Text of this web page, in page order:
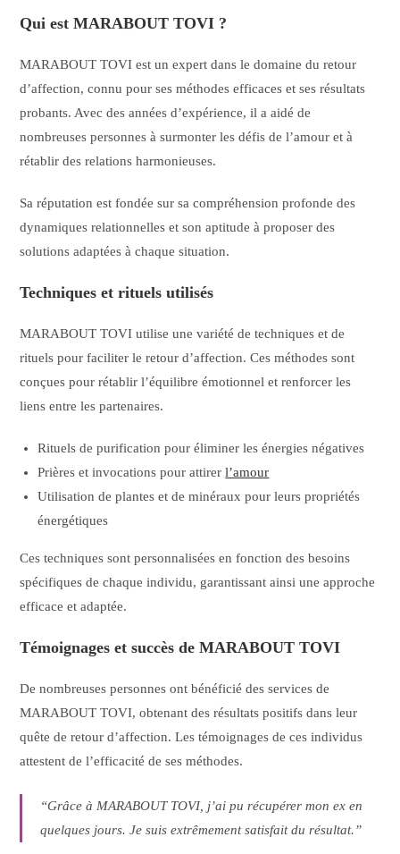
Qui est MARABOUT TOVI ?
MARABOUT TOVI est un expert dans le domaine du retour
d’affection, connu pour ses méthodes efficaces et ses résultats
probants. Avec des années d’expérience, il a aidé de
nombreuses personnes à surmonter les défis de l’amour et à
rétablir des relations harmonieuses.
Sa réputation est fondée sur sa compréhension profonde des
dynamiques relationnelles et son aptitude à proposer des
solutions adaptées à chaque situation.
Techniques et rituels utilisés
MARABOUT TOVI utilise une variété de techniques et de
rituels pour faciliter le retour d’affection. Ces méthodes sont
conçues pour rétablir l’équilibre émotionnel et renforcer les
liens entre les partenaires.
Rituels de purification pour éliminer les énergies négatives
Prières et invocations pour attirerl’amour
Utilisation de plantes et de minéraux pour leurs propriétés
énergétiques
Ces techniques sont personnalisées en fonction des besoins
spécifiques de chaque individu, garantissant ainsi une approche
efficace et adaptée.
Témoignages et succès de MARABOUT TOVI
De nombreuses personnes ont bénéficié des services de
MARABOUT TOVI, obtenant des résultats positifs dans leur
quête de retour d’affection. Les témoignages de ces individus
attestent de l’efficacité de ses méthodes.
“Grâce à MARABOUT TOVI, j’ai pu récupérer mon ex en
quelques jours. Je suis extrêmement satisfait du résultat.”